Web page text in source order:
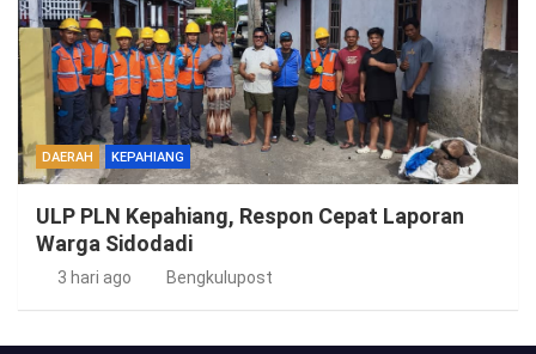
DAERAH KEPAHIANG
ULP PLN Kepahiang, Respon Cepat Laporan
Warga Sidodadi
3 hari ago Bengkulupost